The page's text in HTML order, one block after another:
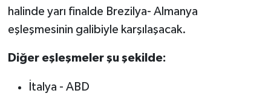
halinde yarı finalde Brezilya- Almanya
eşleşmesinin galibiyle karşılaşacak.
Diğer eşleşmeler şu şekilde:
İtalya - ABD